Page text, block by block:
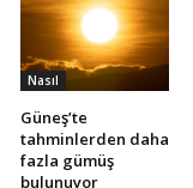
Nasıl
Güneş’te
tahminlerden daha
fazla gümüş
bulunuyor